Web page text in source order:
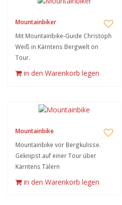
Mountainbiker
Mit Mountainbike-Guide Christoph
Weiß in Kärntens Bergwelt on
Tour.
in den Warenkorb legen
Mountainbike
Mountainbike vor Bergkulisse.
Geknipst auf einer Tour über
Kärntens Tälern
in den Warenkorb legen